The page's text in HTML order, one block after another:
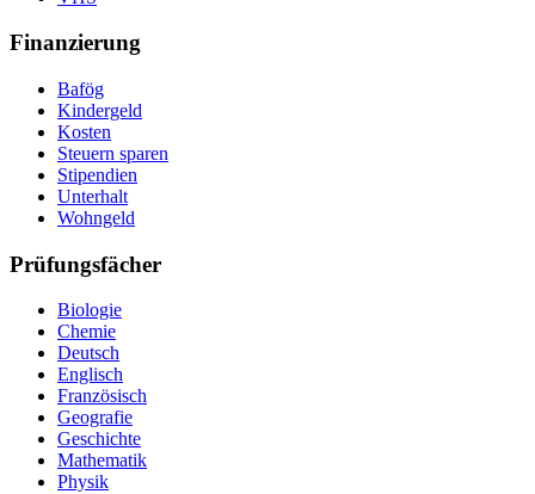
Finanzierung
Bafög
Kindergeld
Kosten
Steuern sparen
Stipendien
Unterhalt
Wohngeld
Prüfungsfächer
Biologie
Chemie
Deutsch
Englisch
Französisch
Geografie
Geschichte
Mathematik
Physik